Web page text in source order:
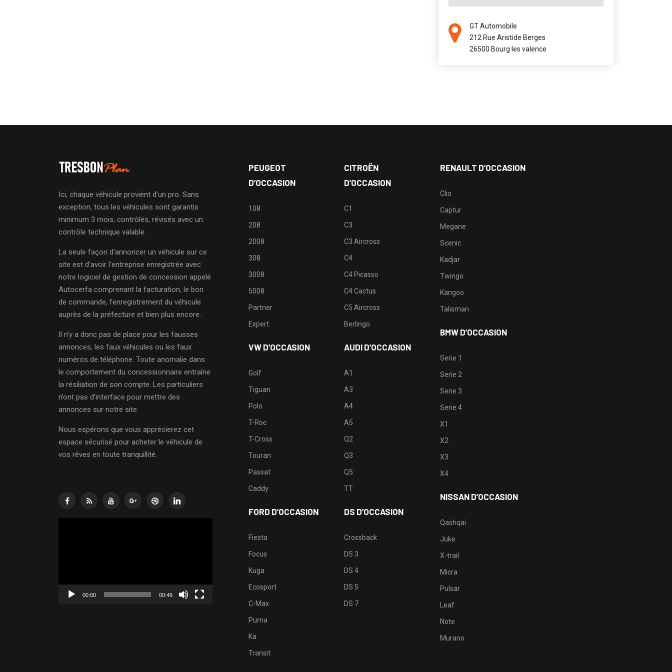
GT Automobile
212 Rue Aristide Berges
26500 Bourg les valence
Ici, chaque véhicule provient d’un pro. Sans
exception, tous les véhicules sont garantis
minimum 3 mois, contrôlés, révisés avec un
contrôle technique valable.
La seule façon d’annoncer un véhicule sur ce
site est d’avoir l’entreprise enregistrée avec
notre logiciel de gestion de concession appelé
Autocerfa comprenant la facturation, le bon
de commande, l’enregistrement du véhicule
auprès de la préfecture et bien plus encore.
Il n’y a donc pas de place pour les fausses
annonces, les faux véhicules ou les faux
numéros de téléphone. Toute anomalie dans
le comportement du concessionnaire entraîne
la résiliation de son compte. Les particuliers
n’ont pas d’interface pour mettre des
annonces sur notre site.
Nous espérons que vous apprécierez cet
espace sécurisé pour acheter le véhicule de
vos rêves en toute tranquillité.
00:00 00:46
PEUGEOT
D’OCCASION
108
208
2008
308
3008
5008
Partner
Expert
VW D’OCCASION
Golf
Tiguan
Polo
T-Roc
T-Cross
Touran
Passat
Caddy
FORD D’OCCASION
Fiesta
Focus
Kuga
Ecosport
C-Max
Puma
Ka
Transit
CITROËN
D’OCCASION
C1
C3
C3 Aircross
C4
C4 Picasso
C4 Cactus
C5 Aircross
Berlingo
AUDI D’OCCASION
A1
A3
A4
A5
Q2
Q3
Q5
TT
DS D’OCCASION
Crossback
DS 3
DS 4
DS 5
DS 7
RENAULT D’OCCASION
Clio
Captur
Megane
Scenic
Kadjar
Twingo
Kangoo
Talisman
BMW D’OCCASION
Serie 1
Serie 2
Serie 3
Serie 4
X1
X2
X3
X4
NISSAN D’OCCASION
Qashqai
Juke
X-trail
Micra
Pulsar
Leaf
Note
Murano